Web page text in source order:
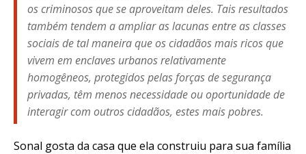
os criminosos que se aproveitam deles. Tais resultados
também tendem a ampliar as lacunas entre as classes
sociais de tal maneira que os cidadãos mais ricos que
vivem em enclaves urbanos relativamente
homogêneos, protegidos pelas forças de segurança
privadas, têm menos necessidade ou oportunidade de
interagir com outros cidadãos, estes mais pobres.
Sonal gosta da casa que ela construiu para sua família